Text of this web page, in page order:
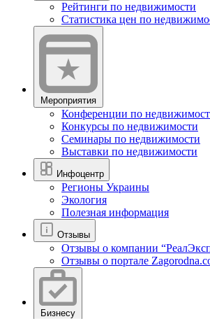
Рейтинги по недвижимости
Статистика цен по
Мероприятия
Конференции по
Конкурсы по недвижимости
Семинары по недвижимости
Выставки по недвижимости
Инфоцентр
Регионы Украины
Экология
Полезная информация
Отзывы
Отзывы о компании
Отзывы о портале
Бизнесу